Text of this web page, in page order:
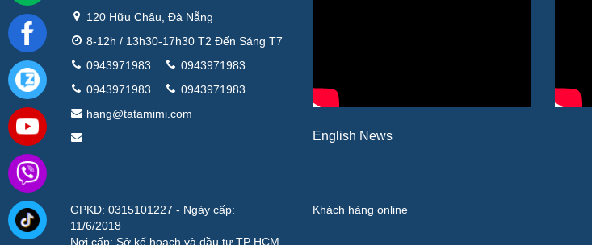
120 Hữu Châu, Đà Nẵng
8-12h / 13h30-17h30 T2 Đến Sáng T7
0943971983
0943971983
0943971983
0943971983
hang@tatamimi.com
English News
GPKD: 0315101227 - Ngày cấp:
11/6/2018
Nơi cấp: Sở kế hoạch và đầu tư TP HCM
Khách hàng online